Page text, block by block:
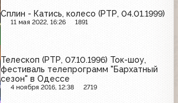
Сплин - Катись, колесо (РТР, 04.01.1999)
11 мая 2022, 16:26 1891
Телескоп (РТР, 07.10.1996) Ток-шоу,
фестиваль телепрограмм "Бархатный
сезон" в Одессе
4 ноября 2016, 12:38 2719